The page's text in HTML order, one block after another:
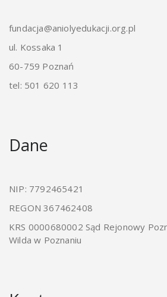
fundacja@aniolyedukacji.org.pl
ul. Kossaka 1
60-759 Poznań
tel: 501 620 113
Dane
NIP: 7792465421
REGON 367462408
KRS 0000680002 Sąd Rejonowy
Wilda w Poznaniu